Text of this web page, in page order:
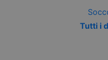
Tutti i